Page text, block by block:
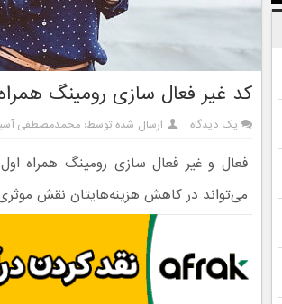
کد غیر فعال سازی رومینگ
یک دیدگاه ارسال شده توسط: محمدمصطفی
فعال و غیر فعال سازی رومینگ همراه
می‌تواند در کاهش هزینه‌هایتان نقش